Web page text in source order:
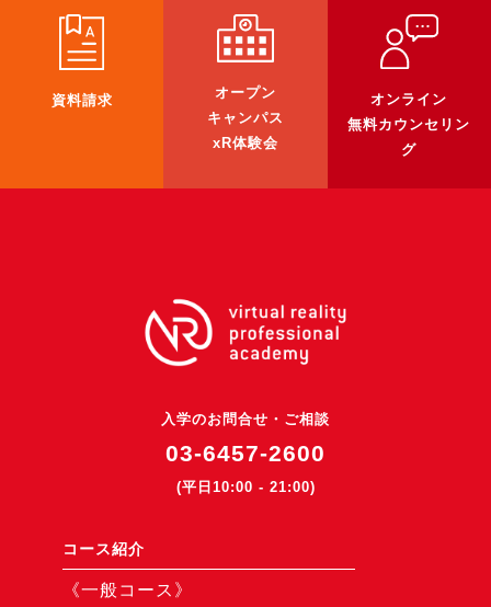
ブログ
アクセスマップ
バーチャルイベントプラットフォーム『MetaLiveStage』2025年
3D空間キャプチャーアプリ『Qoocan』
資料請求
オープン
キャンパス
xR体験会
オンライン
無料カウンセリン
グ
入学のお問合せ・ご相談
03-6457-2600
(平日10:00 - 21:00)
コース紹介
《一般コース》